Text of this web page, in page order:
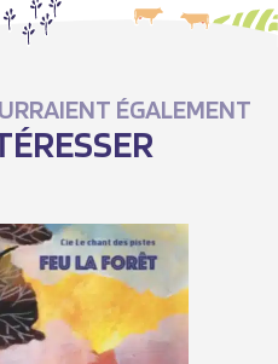
ÉGALEMENT